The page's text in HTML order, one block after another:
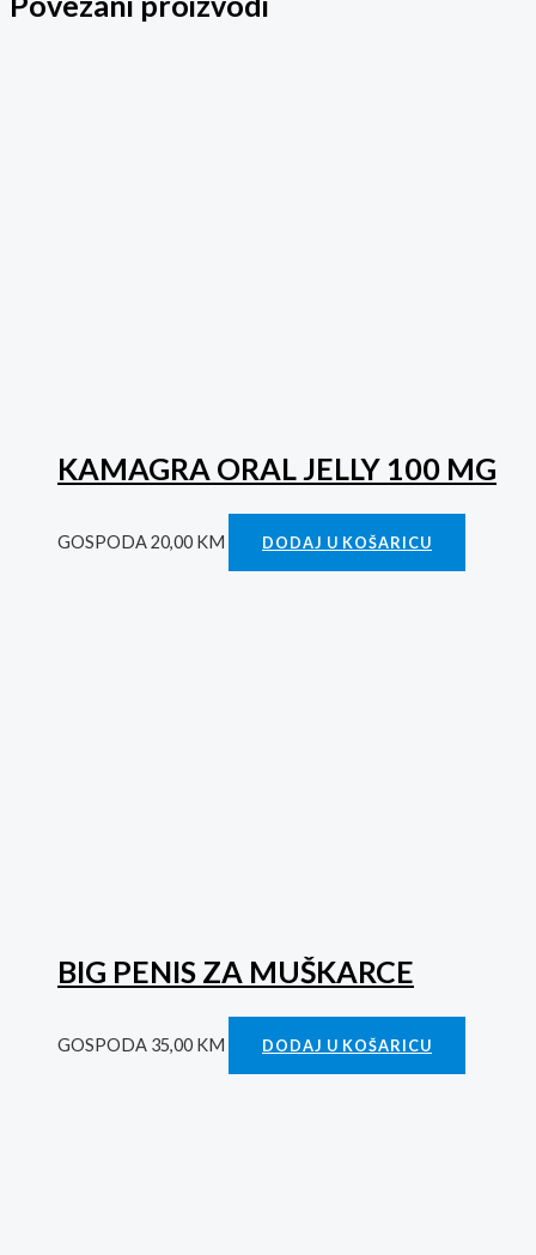
KAMAGRA ORAL JELLY 100 MG
GOSPODA20,00 KM DODAJ U KOŠARICU
BIG PENIS ZA MUŠKARCE
GOSPODA 35,00 KM DODAJ U KOŠARICU